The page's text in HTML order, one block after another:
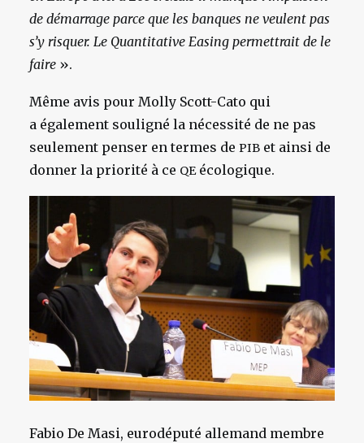
de démarrage parce que les banques ne veulent pas
s’y risquer. Le Quantitative Easing permettrait de le
faire ».
Même avis pour Molly Scott-Cato qui
a également souligné la nécessité de ne pas
seulement penser en termes de PIB et ainsi de
donner la priorité à ce QEécologique.
Fabio De Masi, eurodéputé allemand membre